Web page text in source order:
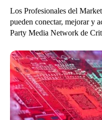
Los Profesionales del
pueden conectar, mejorar y
Party Media Network de